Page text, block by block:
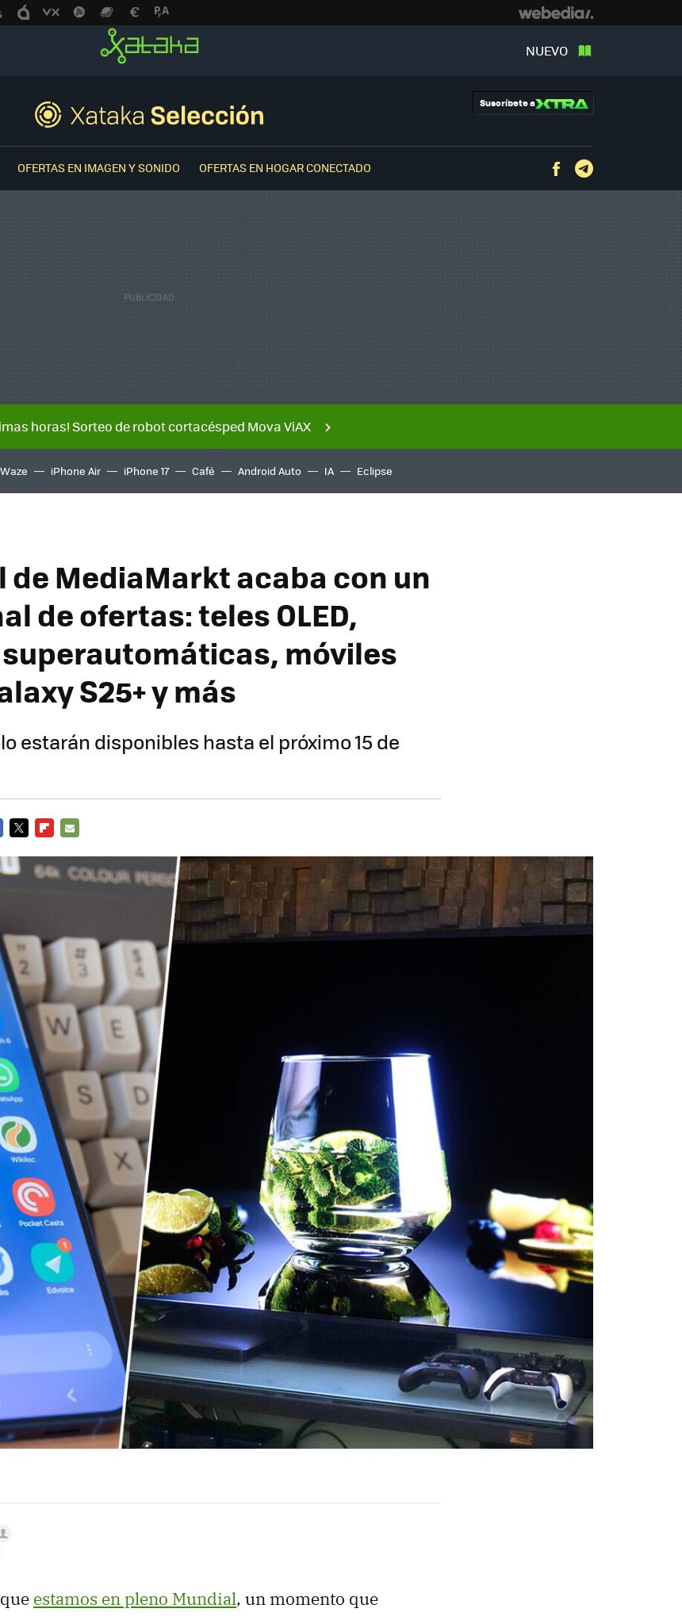
NUEVO
Suscríbete a
OFERTAS EN IMAGEN Y SONIDO OFERTAS EN HOGAR CONECTADO Facebook
horas! Sorteo de robot cortacésped Mova ViAX
Waze iPhone Air iPhone 17 Café Android Auto IA Eclipse
de MediaMarkt acaba con un
de ofertas: teles OLED,
móviles
S25+ y más
estarán disponibles hasta el próximo 15 de
MAIL
estamos en pleno Mundial, un momento que